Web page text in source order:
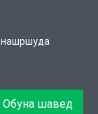
нашршуда
Обуна шавед